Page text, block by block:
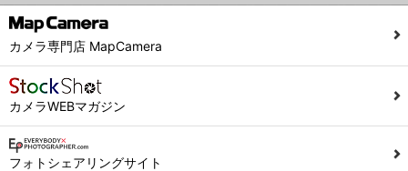
カメラ専門店 MapCamera
カメラWEBマガジン
フォトシェアリングサイト